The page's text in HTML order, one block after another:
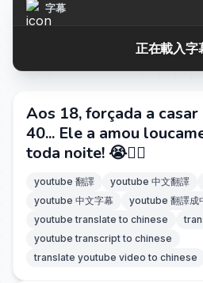
字幕
正在載入字
Aos 18, forçada a
40... Ele a amou
toda noite! 😭❤️‍🔥
youtube 翻譯 youtube 中文翻譯
youtube 中文字幕
youtube 翻譯成
youtube translate to chinese
youtube transcript to chinese
translate youtube video to chinese